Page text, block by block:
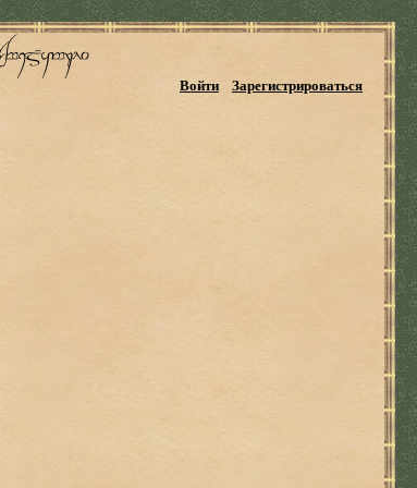
Войти Зарегистрироваться